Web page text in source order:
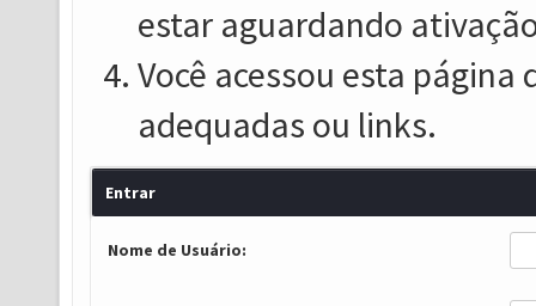
estar aguardando
Você acessou esta
adequadas ou links.
Entrar
Nome de Usuário: